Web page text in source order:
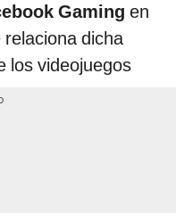
Gaming en
dicha
los videojuegos